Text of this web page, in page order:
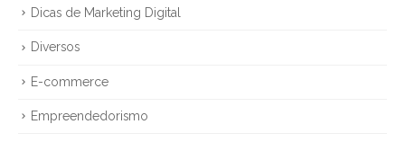
Dicas de Marketing Digital
Diversos
E-commerce
Empreendedorismo